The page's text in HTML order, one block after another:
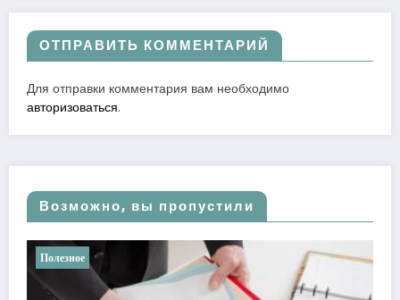
ОТПРАВИТЬ КОММЕНТАРИЙ
Для отправки комментария вам необходимо
авторизоваться.
Возможно, вы пропустили
Полезное